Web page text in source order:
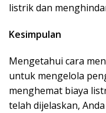
listrik dan
Kesimpulan
Mengetahui cara
untuk mengelola
menghemat biaya
telah dijelaskan,